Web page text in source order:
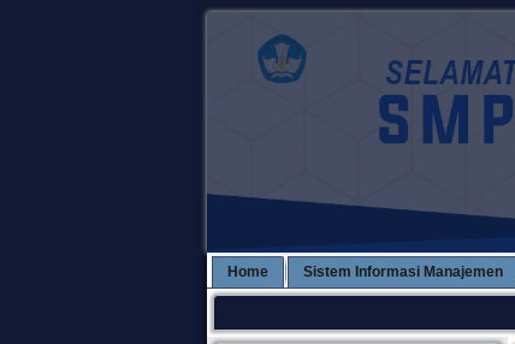
Home Sistem Informasi Manajemen